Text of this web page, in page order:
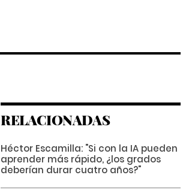
RELACIONADAS
Héctor Escamilla: "Si con la IA pueden
aprender más rápido, ¿los grados
deberían durar cuatro años?"